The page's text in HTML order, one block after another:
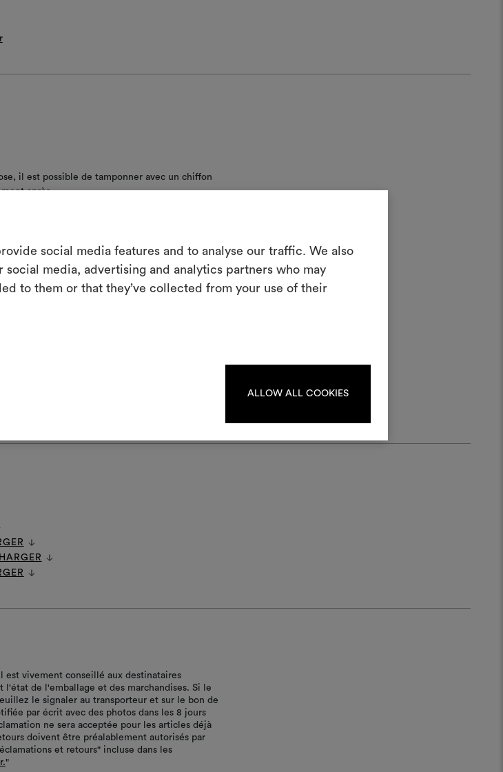
social media features and to analyse our traffic. We also
media, advertising and analytics partners who may
to them or that they’ve collected from your use of their
ALLOW ALL COOKIES
il est possible de tamponner avec un chiffon
après
le mur
est vivement conseillé aux destinataires
de l'emballage et des marchandises. Si le
le signaler au transporteur et sur le bon de
par écrit avec des photos dans les 8 jours
ne sera acceptée pour les articles déjà
doivent être préalablement autorisés par
et retours" incluse dans les
"
moodboard
Un instrument interactif pour donner vie à vos idées et
S'IDENTIFIER